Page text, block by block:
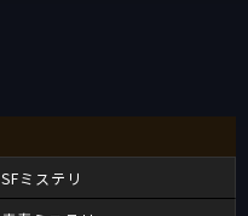
SFミステリ